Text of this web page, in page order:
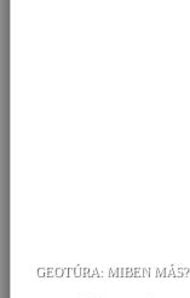
GEOTÚRA: MIBEN MÁS?